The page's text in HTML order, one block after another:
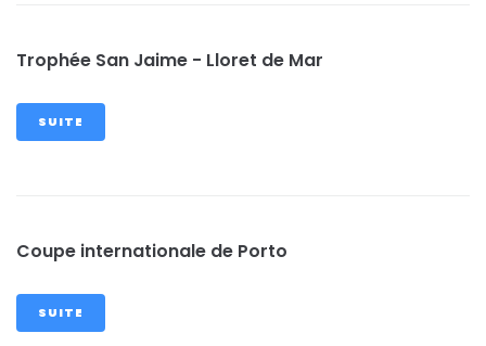
Trophée San Jaime - Lloret de Mar
SUITE
Coupe internationale de Porto
SUITE